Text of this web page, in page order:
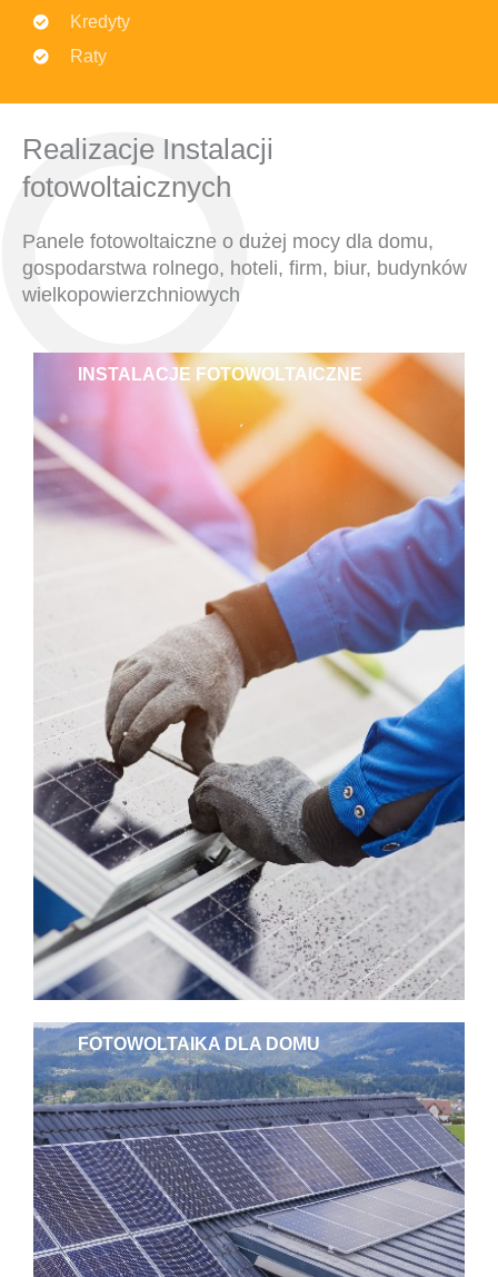
Kredyty
Raty
Realizacje Instalacji
fotowoltaicznych
Panele fotowoltaiczne o dużej mocy dla domu,
gospodarstwa rolnego, hoteli, firm, biur, budynków
wielkopowierzchniowych
INSTALACJE FOTOWOLTAICZNE
FOTOWOLTAIKA DLA DOMU